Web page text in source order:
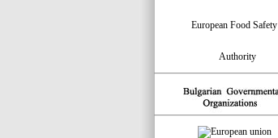
European Food Safety
Authority